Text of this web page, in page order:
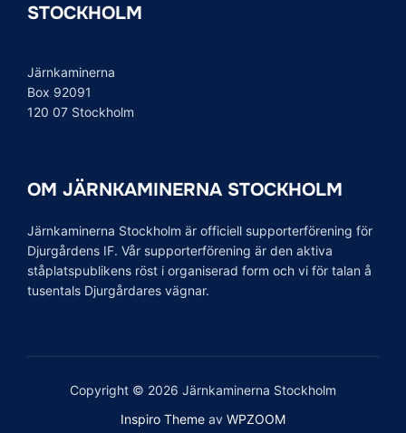
STOCKHOLM
Järnkaminerna
Box 92091
120 07 Stockholm
OM JÄRNKAMINERNA STOCKHOLM
Järnkaminerna Stockholm är officiell supporterförening för
Djurgårdens IF. Vår supporterförening är den aktiva
ståplatspublikens röst i organiserad form och vi för talan å
tusentals Djurgårdares vägnar.
Copyright © 2026 Järnkaminerna Stockholm
Inspiro Theme av WPZOOM